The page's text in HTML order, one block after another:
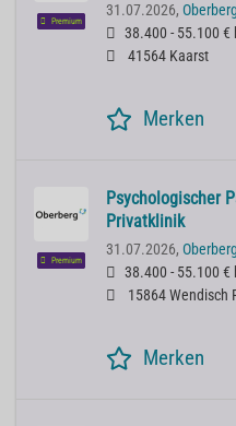
Premium
31.07.2026,
38.400 - 55.100
41564 Kaarst
Merken
Premium
Psychologischer
Privatklinik
31.07.2026,
38.400 - 55.100
15864 Wendisch
Merken